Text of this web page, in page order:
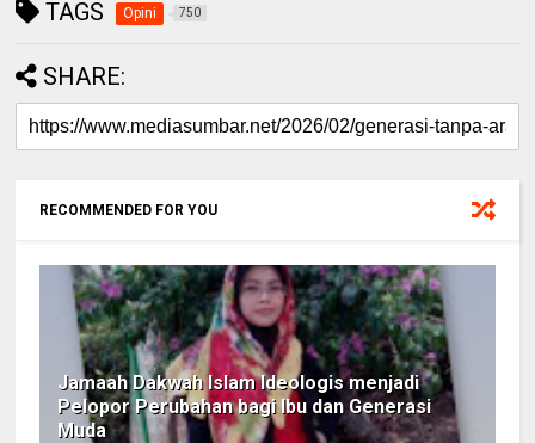
TAGS Opini 750
SHARE:
RECOMMENDED FOR YOU
Jamaah Dakwah Islam Ideologis menjadi
Pelopor Perubahan bagi Ibu dan Generasi
Muda